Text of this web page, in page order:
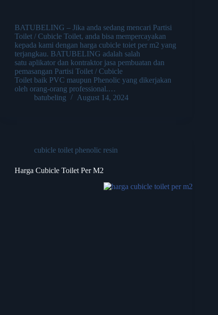
BATUBELING – Jika anda sedang mencari Partisi
Toilet / Cubicle Toilet, anda bisa mempercayakan
kepada kami dengan harga cubicle toiet per m2 yang
terjangkau. BATUBELING adalah salah
satu aplikator dan kontraktor jasa pembuatan dan
pemasangan Partisi Toilet / Cubicle
Toilet baik PVC maupun Phenolic yang dikerjakan
oleh orang-orang professional.…
batubeling
August 14, 2024
cubicle toilet phenolic resin
Harga Cubicle Toilet Per M2